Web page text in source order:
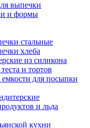
выпечки
и формы
стальные
хлеба
из силикона
и тортов
для посыпки
и льда
кухни